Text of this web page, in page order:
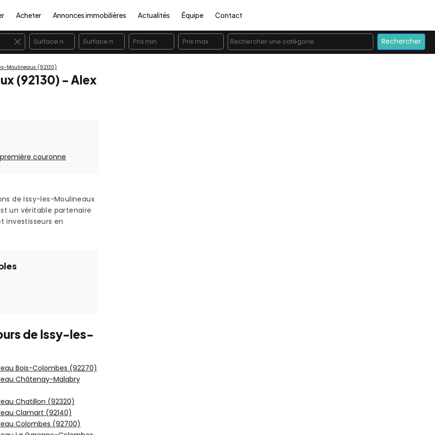
Acheter Annonces immobilières Actualités Équipe Contact
Rechercher une catégorie
Moulineaux (92130)
(92130) - Alex
couronne
de Issy-les-Moulineaux
un véritable partenaire
investisseurs en
de Issy-les-
Bois-Colombes (92270)
Châtenay-Malabry
Chatillon (92320)
Clamart (92140)
Colombes (92700)